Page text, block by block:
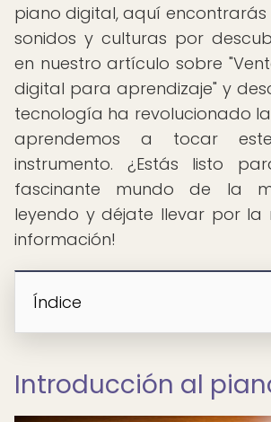
piano digital, aquí encontrarás
sonidos y culturas por
en nuestro artículo sobre
digital para aprendizaje" y
tecnología ha revolucionado
aprendemos a tocar
instrumento. ¿Estás listo
fascinante mundo de la
leyendo y déjate llevar por la
información!
Índice
Introducción al